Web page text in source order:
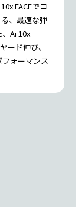
FACEでコ
、最適な弾
Ai 10x
ード伸び、
ォーマンス